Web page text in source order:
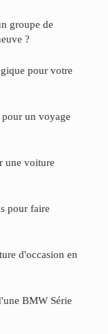
groupe de
?
pour votre
un voyage
une voiture
pour faire
d'occasion en
BMW Série